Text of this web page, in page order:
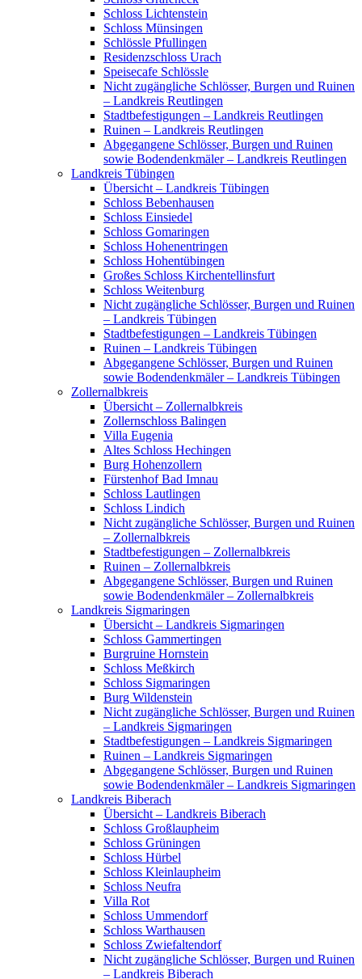
Schloss Lichtenstein
Schloss Münsingen
Schlössle Pfullingen
Residenzschloss Urach
Speisecafe Schlössle
Nicht zugängliche Schlösser, Burgen und Ruinen
– Landkreis Reutlingen
Stadtbefestigungen – Landkreis Reutlingen
Ruinen – Landkreis Reutlingen
Abgegangene Schlösser, Burgen und Ruinen
sowie Bodendenkmäler – Landkreis Reutlingen
Landkreis Tübingen
Übersicht – Landkreis Tübingen
Schloss Bebenhausen
Schloss Einsiedel
Schloss Gomaringen
Schloss Hohenentringen
Schloss Hohentübingen
Großes Schloss Kirchentellinsfurt
Schloss Weitenburg
Nicht zugängliche Schlösser, Burgen und Ruinen
– Landkreis Tübingen
Stadtbefestigungen – Landkreis Tübingen
Ruinen – Landkreis Tübingen
Abgegangene Schlösser, Burgen und Ruinen
sowie Bodendenkmäler – Landkreis Tübingen
Zollernalbkreis
Übersicht – Zollernalbkreis
Zollernschloss Balingen
Villa Eugenia
Altes Schloss Hechingen
Burg Hohenzollern
Fürstenhof Bad Imnau
Schloss Lautlingen
Schloss Lindich
Nicht zugängliche Schlösser, Burgen und Ruinen
– Zollernalbkreis
Stadtbefestigungen – Zollernalbkreis
Ruinen – Zollernalbkreis
Abgegangene Schlösser, Burgen und Ruinen
sowie Bodendenkmäler – Zollernalbkreis
Landkreis Sigmaringen
Übersicht – Landkreis Sigmaringen
Schloss Gammertingen
Burgruine Hornstein
Schloss Meßkirch
Schloss Sigmaringen
Burg Wildenstein
Nicht zugängliche Schlösser, Burgen und Ruinen
– Landkreis Sigmaringen
Stadtbefestigungen – Landkreis Sigmaringen
Ruinen – Landkreis Sigmaringen
Abgegangene Schlösser, Burgen und Ruinen
sowie Bodendenkmäler – Landkreis Sigmaringen
Landkreis Biberach
Übersicht – Landkreis Biberach
Schloss Großlaupheim
Schloss Grüningen
Schloss Hürbel
Schloss Kleinlaupheim
Schloss Neufra
Villa Rot
Schloss Ummendorf
Schloss Warthausen
Schloss Zwiefaltendorf
Nicht zugängliche Schlösser, Burgen und Ruinen
– Landkreis Biberach